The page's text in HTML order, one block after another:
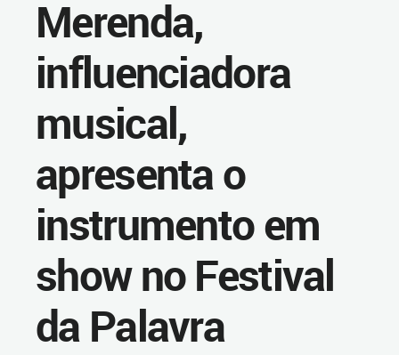
Merenda,
influenciadora
musical,
apresenta o
instrumento em
show no Festival
da Palavra